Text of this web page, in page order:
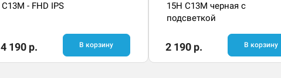
C13M - FHD IPS
4 190 р. В корзину
15H C13M черная с
подсветкой
2 190 р. В корзину